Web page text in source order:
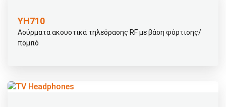
ΥΗ710
Ασύρματα ακουστικά τηλεόρασης RF με βάση φόρτισης/
πομπό